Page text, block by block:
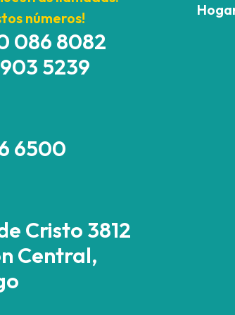
números!
086 8082
5239
6500
Cristo 3812
Central,